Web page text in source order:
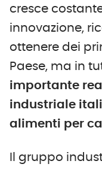
cresce
innovazione,
ottenere dei
Paese, ma in
importante
industriale
alimenti per
Il gruppo